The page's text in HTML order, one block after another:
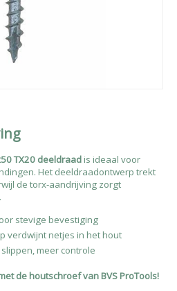
TX20 deeldraadis ideaal voor
Het deeldraadontwerp trekt
de torx-aandrijving zorgt
.
stevige bevestiging
verdwijnt netjes in het hout
meer controle
de houtschroef van BVS ProTools!